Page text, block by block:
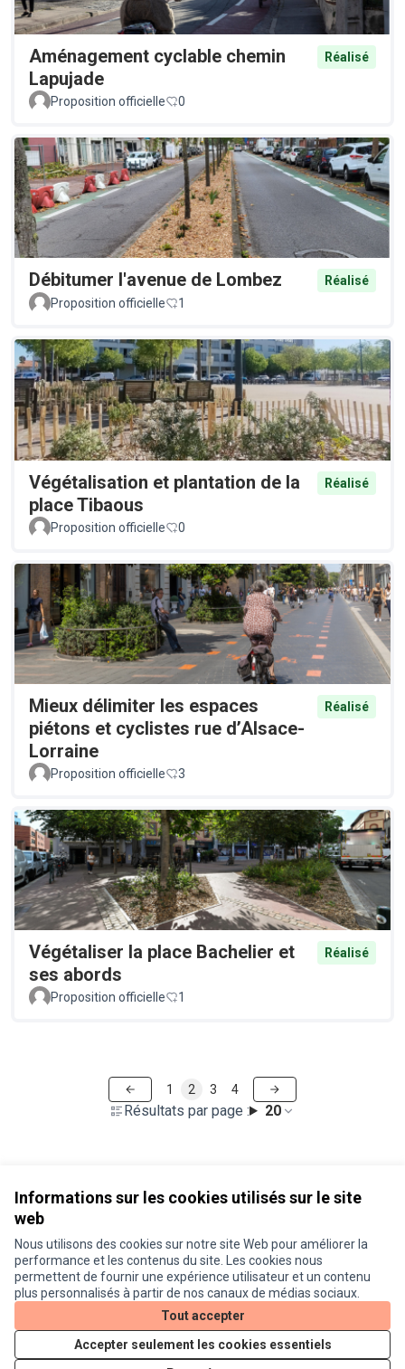
Informations sur les cookies utilisés sur le site
web
Nous utilisons des cookies sur notre site Web pour améliorer la
performance et les contenus du site. Les cookies nous
permettent de fournir une expérience utilisateur et un contenu
plus personnalisés à partir de nos canaux de médias sociaux.
Tout accepter
Accepter seulement les cookies essentiels
Aménagement cyclable chemin
Lapujade
Réalisé
Proposition officielle 0
Débitumer l'avenue de Lombez
Réalisé
Proposition officielle
1
Végétalisation et plantation de la
place Tibaous
Réalisé
Proposition officielle 0
Mieux délimiter les espaces
piétons et cyclistes rue d’Alsace-
Lorraine
Réalisé
Proposition officielle 3
Végétaliser la place Bachelier et
ses abords
Réalisé
Proposition officielle 1
Résultats par page : 20
1 2 3 4
Conditions d'utilisation
Paramètres des cookies
Je participe ! sur X
(Lien externe)
Je participe ! sur Facebook
Je participe ! sur Instagram
Licence
(Lien